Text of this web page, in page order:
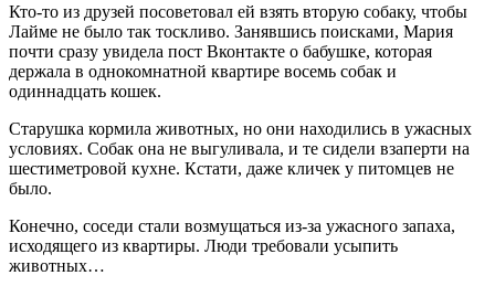
Кто-то из друзей посоветовал ей взять вторую собаку, чтобы
Лайме не было так тоскливо. Занявшись поисками, Мария
почти сразу увидела пост Вконтакте о бабушке, которая
держала в однокомнатной квартире восемь собак и
одиннадцать кошек.
Старушка кормила животных, но они находились в ужасных
условиях. Собак она не выгуливала, и те сидели взаперти на
шестиметровой кухне. Кстати, даже кличек у питомцев не
было.
Конечно, соседи стали возмущаться из-за ужасного запаха,
исходящего из квартиры. Люди требовали усыпить
животных…